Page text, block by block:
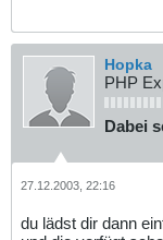
Hopka
PHP
Dabei
27.12.2003, 22:16
du lädst dir dann